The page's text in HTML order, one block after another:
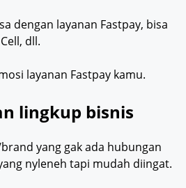
dengan layanan Fastpay, bisa
dll.
layanan Fastpay kamu.
lingkup bisnis
yang gak ada hubungan
nyleneh tapi mudah diingat.